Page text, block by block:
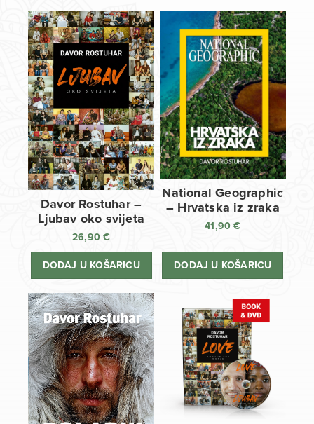
Davor Rostuhar –
Ljubav oko svijeta
26,90€
DODAJ U KOŠARICU
National Geographic
– Hrvatska iz zraka
41,90€
DODAJ U KOŠARICU